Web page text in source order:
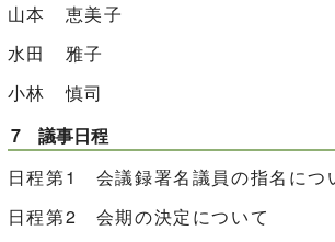
山本 恵美子
水田 雅子
小林 慎司
7 議事日程
日程第1 会議録署名議員の指名につ
日程第2 会期の決定について